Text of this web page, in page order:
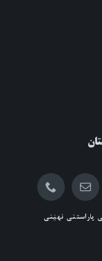
پاراستنی نهێنی